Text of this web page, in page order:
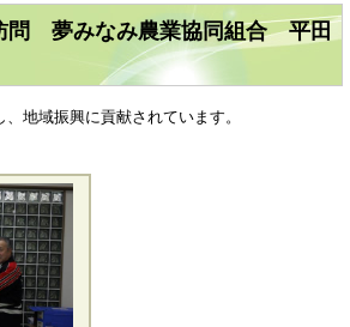
問 夢みなみ農業協同組合 平田
地域振興に貢献されています。